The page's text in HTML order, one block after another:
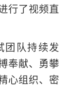
行了视频直
团队持续发
奉献、勇攀
心组织、密